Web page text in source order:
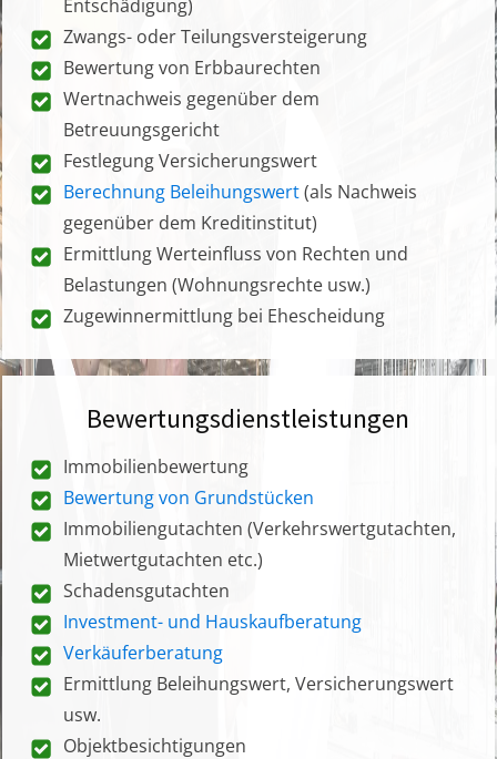
Entschädigung)
Zwangs- oder Teilungsversteigerung
Bewertung von Erbbaurechten
Wertnachweis gegenüber dem
Betreuungsgericht
Festlegung Versicherungswert
Berechnung Beleihungswert(als Nachweis
gegenüber dem Kreditinstitut)
Ermittlung Werteinfluss von Rechten und
Belastungen (Wohnungsrechte usw.)
Zugewinnermittlung bei Ehescheidung
Bewertungsdienstleistungen
Immobilienbewertung
Bewertung von Grundstücken
Immobiliengutachten (Verkehrswertgutachten,
Mietwertgutachten etc.)
Schadensgutachten
Investment- und Hauskaufberatung
Verkäuferberatung
Ermittlung Beleihungswert, Versicherungswert
usw.
Objektbesichtigungen